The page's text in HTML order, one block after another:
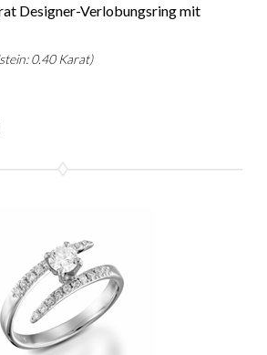
Designer-Verlobungsring mit
0.40 Karat)